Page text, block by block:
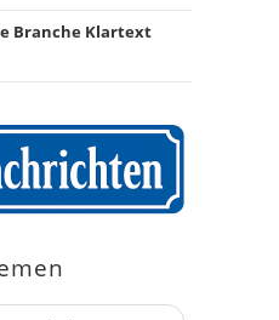
Branche Klartext